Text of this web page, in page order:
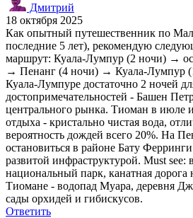
Дмитрий
18 октября 2025
Как опытный путешественник по
последние 5 лет), рекомендую
маршрут: Куала-Лумпур (2 ночи) →
→ Пенанг (4 ночи) → Куала-Лумпур
Куала-Лумпуре достаточно 2 ночей
достопримечательностей - Башен
центрального рынка. Тиоман в июле
отдыха - кристально чистая вода,
вероятность дождей всего 20%. На
остановиться в районе Бату
развитой инфраструктурой. Must see:
национальный парк, канатная дорога
Тиомане - водопад Муара, деревня
сады орхидей и гибискусов.
Ответить